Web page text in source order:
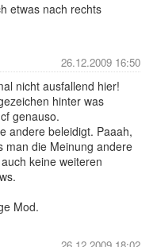
etwas nach rechts
26.12.2009 16:50
nicht ausfallend hier!
hinter was
genauso.
andere beleidigt. Paaah,
man die Meinung andere
keine weiteren
Mod.